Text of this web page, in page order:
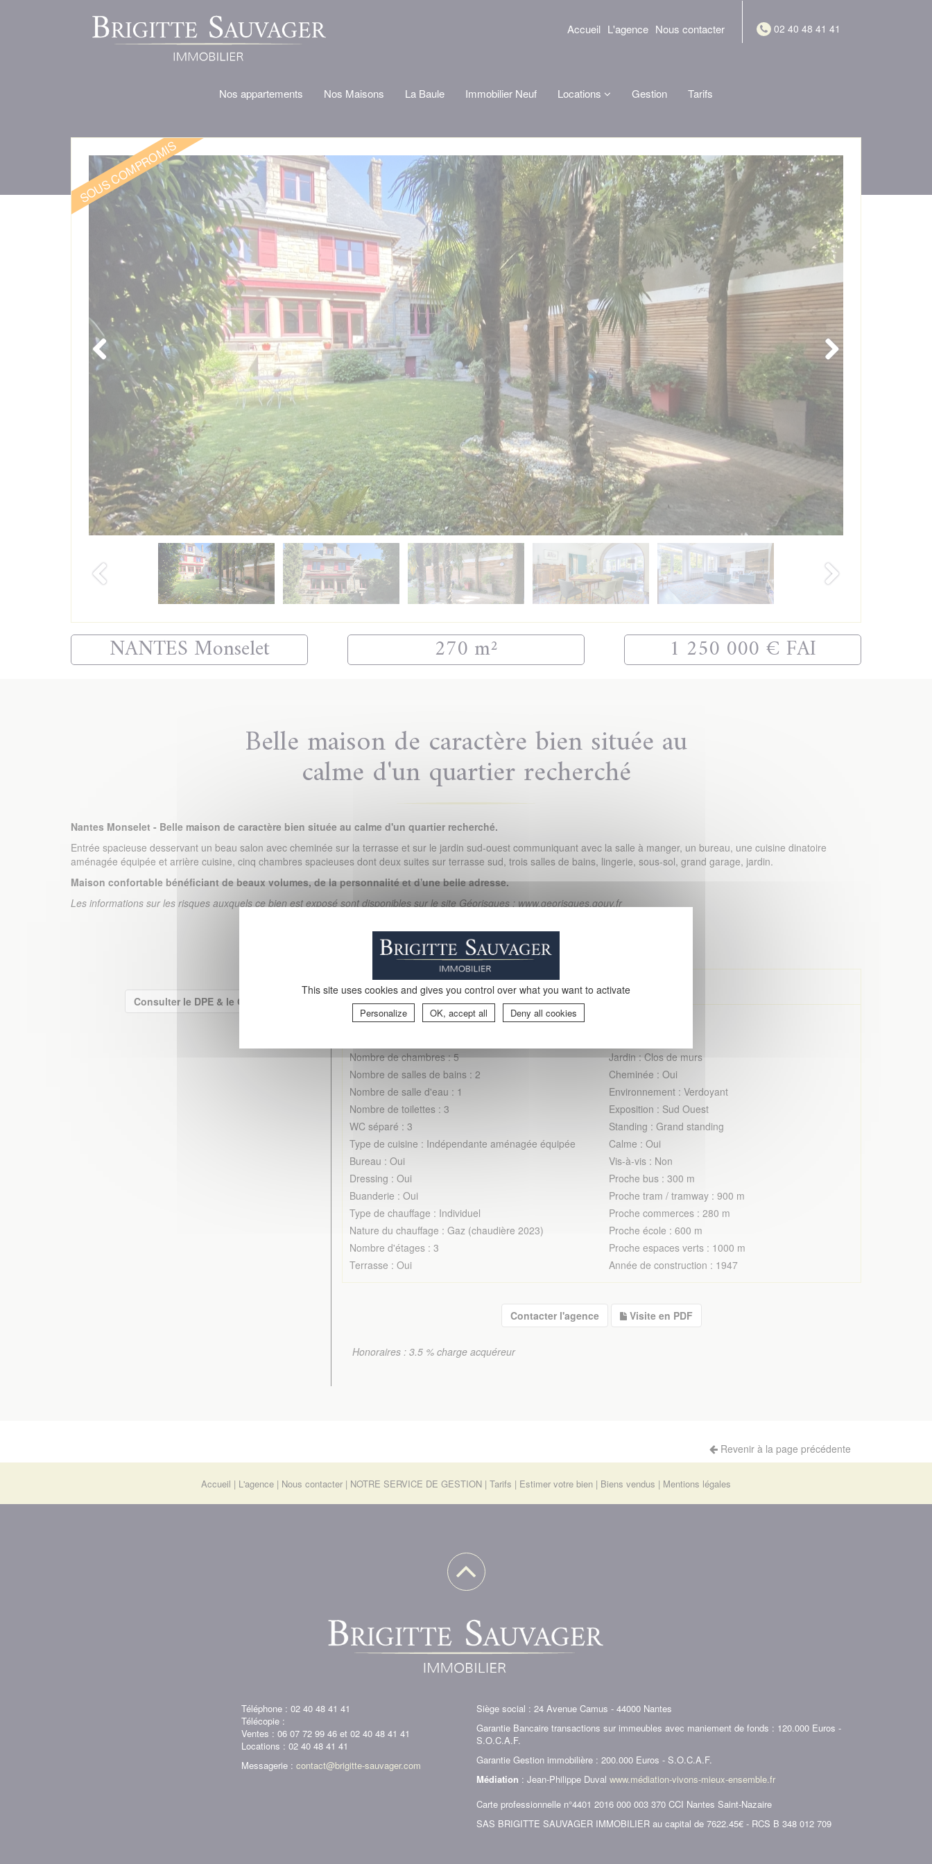
Accueil L'agence Nous contacter 02 40 48 41 41
Nos appartements Nos Maisons La Baule Immobilier Neuf Locations Gestion Tarifs
NANTES Monselet 270 m² 1 250 000 € FAI
Belle maison de caractère bien située au
calme d'un quartier recherché
Nantes Monselet - Belle maison de caractère bien située au calme d'un quartier recherché.
Entrée spacieuse desservant un beau salon avec cheminée sur la terrasse et sur le jardin sud-ouest communiquant avec la salle à manger, un bureau, une cuisine dinatoire
aménagée équipée et arrière cuisine, cinq chambres spacieuses dont deux suites sur terrasse sud, trois salles de bains, lingerie, sous-sol, grand garage, jardin.
Maison confortable bénéficiant de beaux volumes, de la personnalité et d'une belle adresse.
Les informations sur les risques auxquels ce bien est exposé sont disponibles sur le site Géorisques : www.georisques.gouv.fr
Consulter le DPE & le GES
Caractéristiques détaillées
Nombre de pièces : 8
Nombre de chambres : 5
Nombre de salles de bains : 2
Nombre de salle d'eau : 1
Nombre de toilettes : 3
WC séparé : 3
Type de cuisine : Indépendante aménagée équipée
Bureau : Oui
Dressing : Oui
Buanderie : Oui
Type de chauffage : Individuel
Nature du chauffage : Gaz (chaudière 2023)
Nombre d'étages : 3
Terrasse : Oui
Jardin : Clos de murs
Cheminée : Oui
Environnement : Verdoyant
Exposition : Sud Ouest
Standing : Grand standing
Calme : Oui
Vis-à-vis : Non
Proche bus : 300 m
Proche tram / tramway : 900 m
Proche commerces : 280 m
Proche école : 600 m
Proche espaces verts : 1000 m
Année de construction : 1947
Contacter l'agence Visite en PDF
Honoraires : 3.5 % charge acquéreur
Revenir à la page précédente
Accueil L'agence Nous contacter NOTRE SERVICE DE GESTION Tarifs Estimer votre bien Biens vendus Mentions légales
Téléphone : 02 40 48 41 41
Télécopie :
Ventes : 06 07 72 99 46 et 02 40 48 41 41
Locations : 02 40 48 41 41
Messagerie :contact@brigitte-sauvager.com
Siège social : 24 Avenue Camus - 44000 Nantes
Garantie Bancaire transactions sur immeubles avec maniement de fonds : 120.000 Euros -
S.O.C.A.F.
Garantie Gestion immobilière : 200.000 Euros - S.O.C.A.F.
Médiation : Jean-Philippe Duval www.médiation-vivons-mieux-ensemble.fr
Carte professionnelle n°4401 2016 000 003 370 CCI Nantes Saint-Nazaire
SAS BRIGITTE SAUVAGER IMMOBILIER au capital de 7622.45€ - RCS B 348 012 709
This site uses cookies and gives you control over what you want to activate
Personalize OK, accept all Deny all cookies